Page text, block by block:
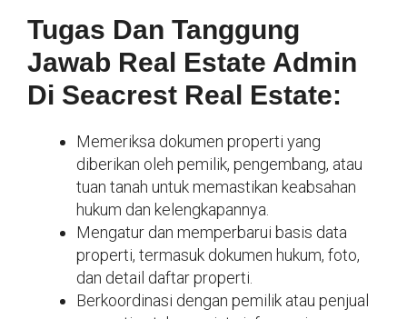
Tugas Dan Tanggung
Jawab Real Estate Admin
Di Seacrest Real Estate:
Memeriksa dokumen properti yang
diberikan oleh pemilik, pengembang, atau
tuan tanah untuk memastikan keabsahan
hukum dan kelengkapannya.
Mengatur dan memperbarui basis data
properti, termasuk dokumen hukum, foto,
dan detail daftar properti.
Berkoordinasi dengan pemilik atau penjual